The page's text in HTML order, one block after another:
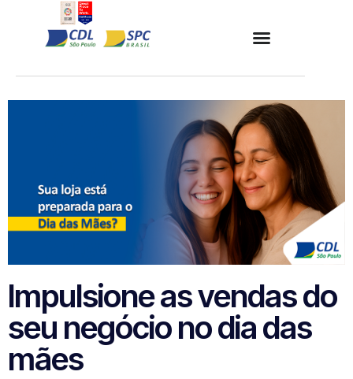
Impulsione as vendas do
seu negócio no dia das
mães